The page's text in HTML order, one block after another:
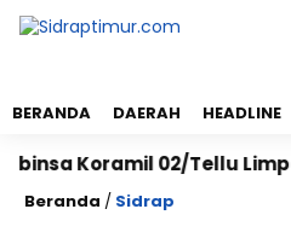
BERANDA DAERAH HEADLINE
Koramil 02/Tellu Limpoe
Beranda / Sidrap